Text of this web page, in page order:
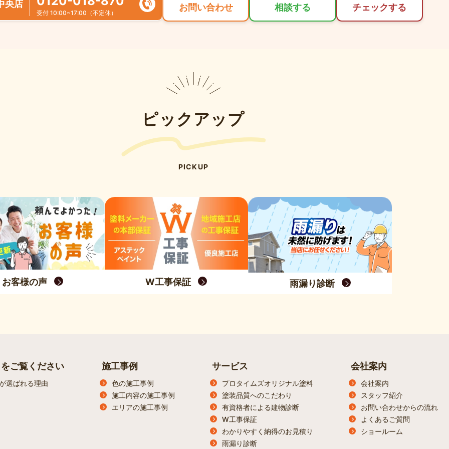
央店
受付 10:00~17:00（不定休）
お問い合わせ 相談する チェックする
ピックアップ
PICKUP
お客様の声 W工事保証 雨漏り診断
ご覧ください
選ばれる理由
施工事例
色の施工事例
施工内容の施工事例
エリアの施工事例
サービス
プロタイムズオリジナル塗料
塗装品質へのこだわり
有資格者による建物診断
W工事保証
わかりやすく納得のお見積り
雨漏り診断
会社案内
会社案内
スタッフ紹介
お問い合わせからの流れ
よくあるご質問
ショールーム